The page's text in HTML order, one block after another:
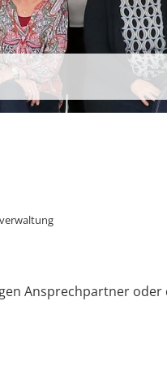
Ansprechpartner oder